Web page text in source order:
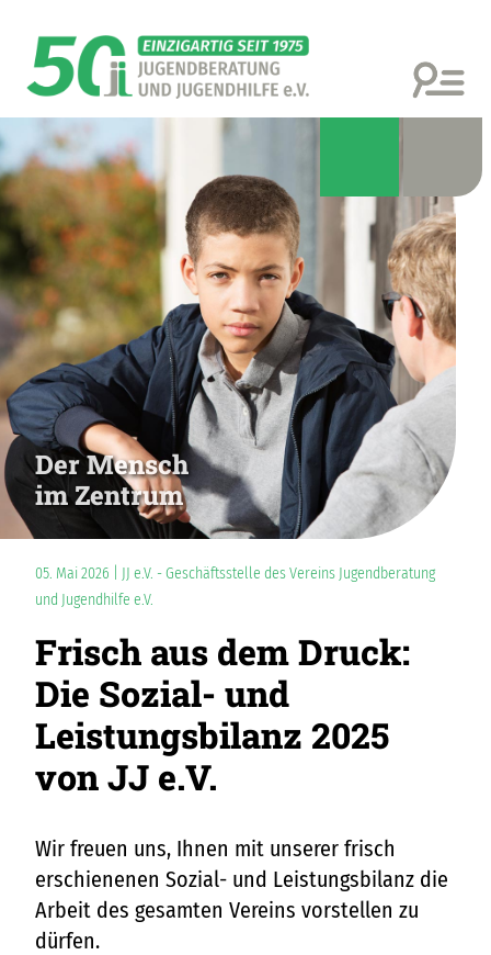
Der Mensch
im Zentrum
05. Mai 2026 | JJ e.V. - Geschäftsstelle des Vereins Jugendberatung
und Jugendhilfe e.V.
Frisch aus dem Druck:
Die Sozial- und
Leistungsbilanz 2025
von JJ e.V.
Wir freuen uns, Ihnen mit unserer frisch
erschienenen Sozial- und Leistungsbilanz die
Arbeit des gesamten Vereins vorstellen zu
dürfen.